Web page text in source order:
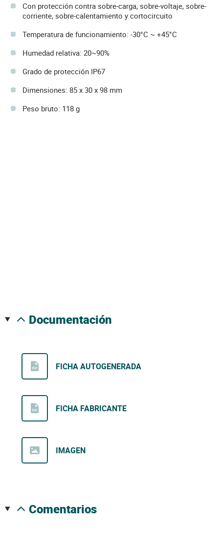
Con protección contra sobre-carga, sobre-voltaje, sobre-
corriente, sobre-calentamiento y cortocircuito
Temperatura de funcionamiento: -30°C ~ +45°C
Humedad relativa: 20~90%
Grado de protección IP67
Dimensiones: 85 x 30 x 98 mm
Peso bruto: 118 g
documentación
FICHA AUTOGENERADA
FICHA FABRICANTE
IMAGEN
comentarios